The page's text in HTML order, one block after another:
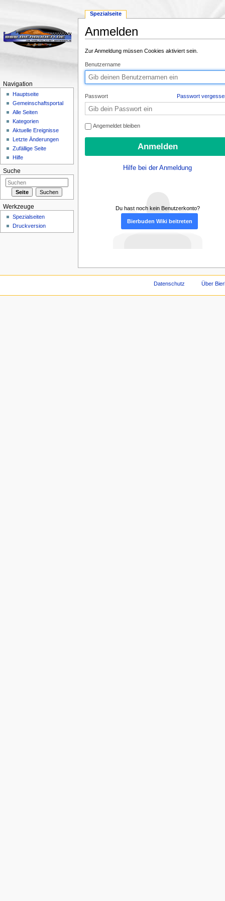
Anmelden
Zur Anmeldung müssen Cookies aktiviert sein.
Benutzername
Passwort Passwort
Angemeldet bleiben
Hilfe bei der Anmeldung
Du hast noch kein Benutzerkonto?
Bierbuden Wiki beitreten
Spezialseite
Navigation
Hauptseite
Gemeinschaftsportal
Alle Seiten
Kategorien
Aktuelle Ereignisse
Letzte Änderungen
Zufällige Seite
Hilfe
Suche
Werkzeuge
Spezialseiten
Druckversion
Datenschutz Über